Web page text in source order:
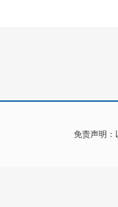
免责声明：